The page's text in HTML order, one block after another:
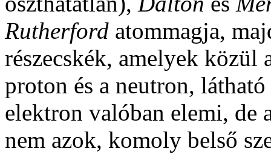
Rutherford atommagja,
részecskék, amelyek közül
proton és a neutron,
elektron valóban elemi, de
nem azok, komoly belső